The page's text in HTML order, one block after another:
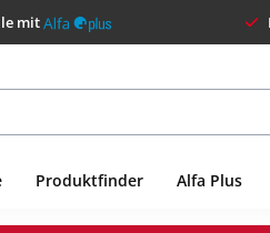
mit
Produktfinder Alfa Plus